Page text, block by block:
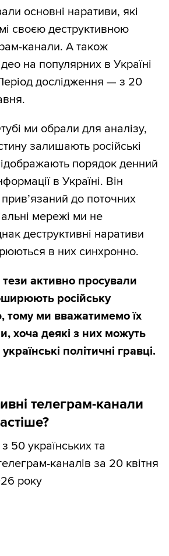
основні наративи, які
своєю деструктивною
канали. А також
на популярних в Україні
дослідження — з 20
ми обрали для аналізу,
залишають російські
порядок денний
в Україні. Він
до поточних
мережі ми не
деструктивні наративи
в них синхронно.
активно просували
російську
тому ми вважатимемо їх
хоча деякі з них можуть
політичні гравці.
телеграм-канали
з 50 українських та
каналів за 20 квітня
року